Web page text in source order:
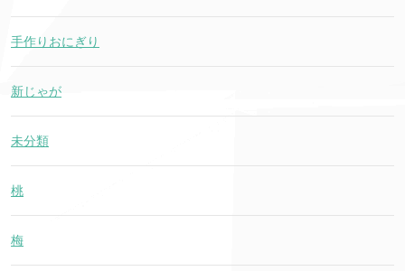
手作りおにぎり
新じゃが
未分類
桃
梅